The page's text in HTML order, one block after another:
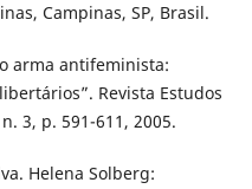
Campinas, SP, Brasil.
arma antifeminista:
Revista Estudos
3, p. 591-611, 2005.
Helena Solberg: